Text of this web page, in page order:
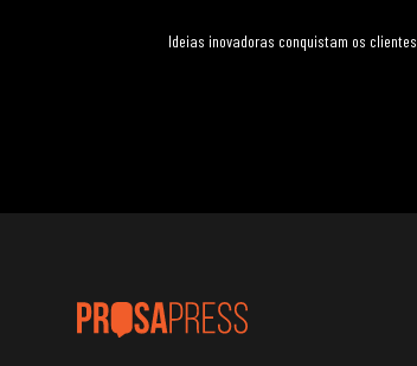
Ideias inovadoras conquistam os clientes